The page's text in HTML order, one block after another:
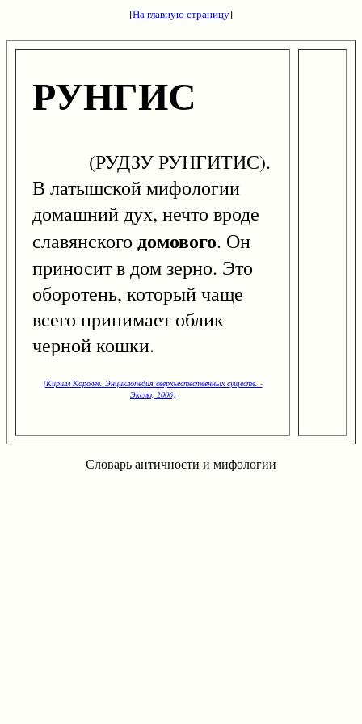
[На главную страницу]
РУНГИС
(РУДЗУ РУНГИТИС).
В латышской мифологии
домашний дух, нечто вроде
славянского домового. Он
приносит в дом зерно. Это
оборотень, который чаще
всего принимает облик
черной кошки.
(Кирилл Королев. Энциклопедия сверхъестественных существ. -
Эксмо, 2006)
Словарь античности и мифологии